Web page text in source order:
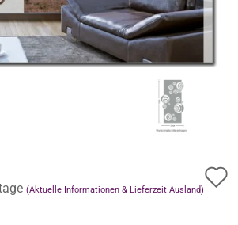
(Aktuelle Informationen & Lieferzeit Ausland)